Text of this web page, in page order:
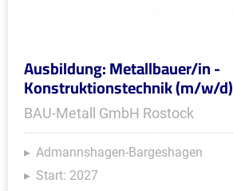
Ausbildung: Metallbauer/in -
Konstruktionstechnik (m/w/d)
BAU-Metall GmbH Rostock
Admannshagen-Bargeshagen
Start: 2027